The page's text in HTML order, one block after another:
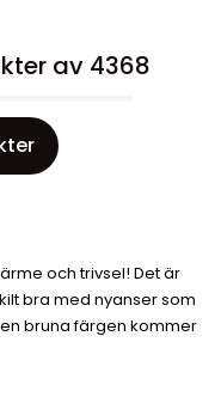
av 4368
och trivsel! Det är
bra med nyanser som
bruna färgen kommer